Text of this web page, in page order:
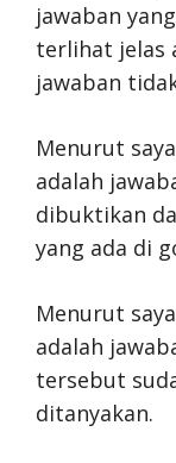
jawaban
terlihat jelas
jawaban
Menurut
adalah
dibuktikan
yang ada di
Menurut
adalah
tersebut
ditanyakan.